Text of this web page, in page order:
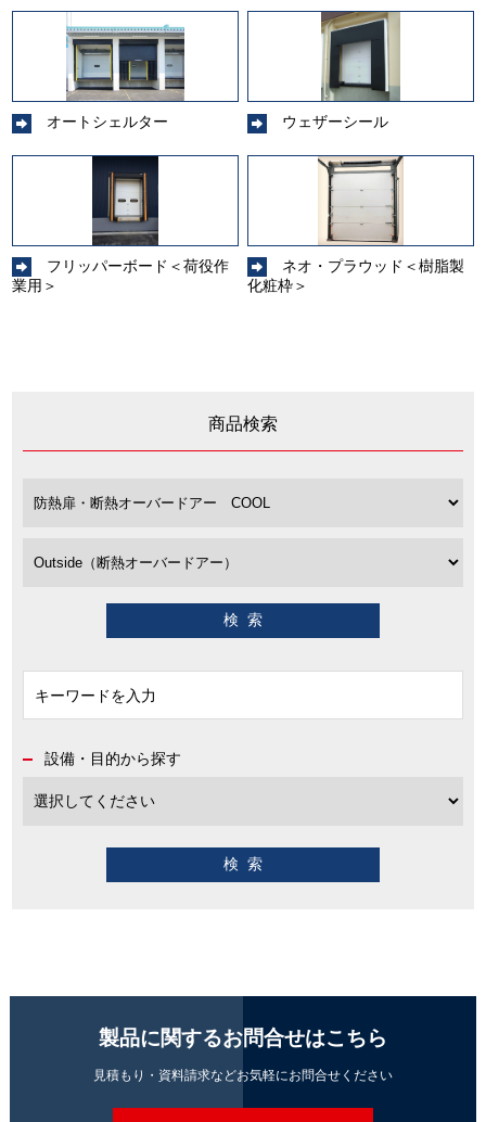
オートシェルター ウェザーシール
フリッパーボード＜荷役作
業用＞
ネオ・プラウッド＜樹脂製
化粧枠＞
商品検索
設備・目的から探す
製品に関するお問合せはこちら
見積もり・資料請求などお気軽にお問合せください